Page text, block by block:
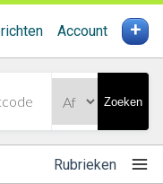
Account +
Zoeken
Rubrieken